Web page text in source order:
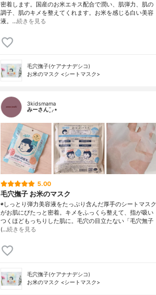
密着します。国産のお米エキス配合で潤い、肌弾力、肌の
調子、肌のキメを整えてくれます。お米を感じる白い美容
液。…続きを見る
毛穴撫子(ケアナナデシコ)
お米のマスク <シートマスク>
3kidsmama
みーさん¨̮⸝⋆
5.00
毛穴撫子 お米のマスク
◉しっとり弾力美容液をたっぷり含んだ厚手のシートマスク
がお肌にぴたっと密着。キメをふっくら整えて、指が吸い
つくほどもっちりした肌に。毛穴の目立たない「毛穴無子
(…続きを見る
毛穴撫子(ケアナナデシコ)
お米のマスク <シートマスク>